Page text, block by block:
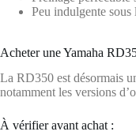
Peu indulgente sous
Acheter une Yamaha
La RD350 est désormais
notamment les versions
À vérifier avant achat :